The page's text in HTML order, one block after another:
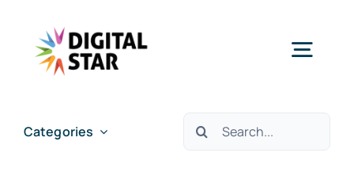
content
Categories Cautare...